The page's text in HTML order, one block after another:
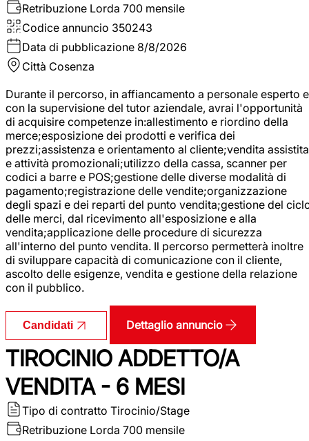
Retribuzione Lorda 700 mensile
Codice annuncio 350243
Data di pubblicazione 8/8/2026
Città Cosenza
Durante il percorso, in affiancamento a personale esperto e
con la supervisione del tutor aziendale, avrai l'opportunità
di acquisire competenze in:allestimento e riordino della
merce;esposizione dei prodotti e verifica dei
prezzi;assistenza e orientamento al cliente;vendita assistita
e attività promozionali;utilizzo della cassa, scanner per
codici a barre e POS;gestione delle diverse modalità di
pagamento;registrazione delle vendite;organizzazione
degli spazi e dei reparti del punto vendita;gestione del
delle merci, dal ricevimento all'esposizione e alla
vendita;applicazione delle procedure di sicurezza
all'interno del punto vendita. Il percorso permetterà inoltre
di sviluppare capacità di comunicazione con il cliente,
ascolto delle esigenze, vendita e gestione della relazione
con il pubblico.
Candidati Dettaglio annuncio
TIROCINIO ADDETTO/A
VENDITA - 6 MESI
Tipo di contratto Tirocinio/Stage
Retribuzione Lorda 700 mensile